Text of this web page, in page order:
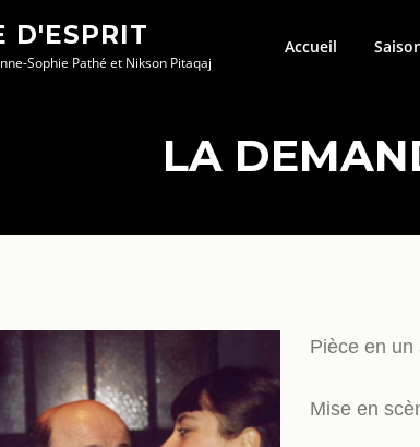
D'ESPRIT
Sophie Pathé et Nikson Pitaqaj
Accueil
LA
Pièce en un
Mise en